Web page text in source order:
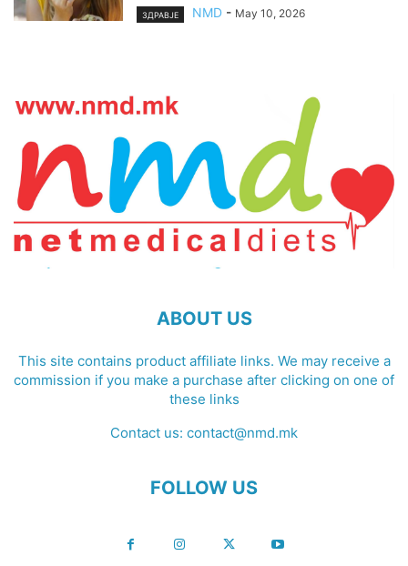
ЗДРАВЈЕ NMD - May 10, 2026
ABOUT US
This site contains product affiliate links. We may receive a
commission if you make a purchase after clicking on one of
these links
Contact us: contact@nmd.mk
FOLLOW US